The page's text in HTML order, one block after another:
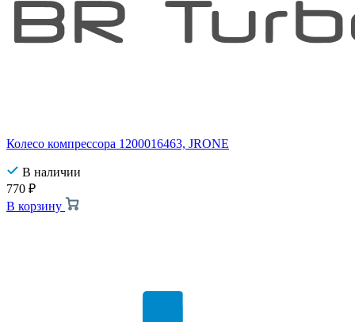
Колесо компрессора 1200016463, JRONE
В наличии
770 ₽
В корзину